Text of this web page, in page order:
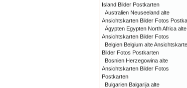
Island Bilder Postkarten
Australien Neuseeland alte
Ansichtskarten Bilder Fotos
Ägypten Egypten North Africa alte
Ansichtskarten Bilder Fotos
Belgien Belgium alte
Bilder Fotos Postkarten
Bosnien Herzegowina alte
Ansichtskarten Bilder Fotos
Postkarten
Bulgarien Balgarija alte